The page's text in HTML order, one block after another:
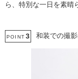
ら、特別な一日を素晴
POINT 3 和装での撮